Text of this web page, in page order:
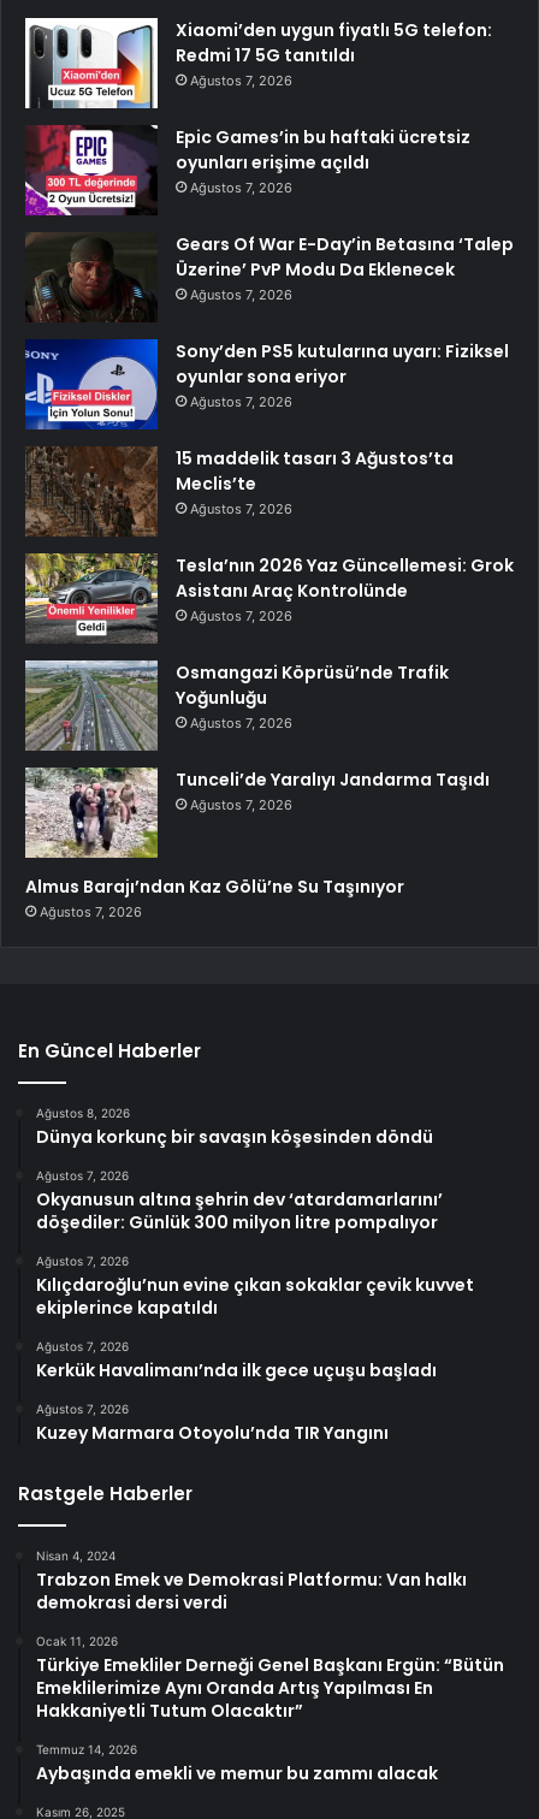
Xiaomi’den uygun fiyatlı 5G telefon:
Redmi 17 5G tanıtıldı
Ağustos 7, 2026
Epic Games’in bu haftaki ücretsiz
oyunları erişime açıldı
Ağustos 7, 2026
Gears Of War E-Day’in Betasına ‘Talep
Üzerine’ PvP Modu Da Eklenecek
Ağustos 7, 2026
Sony’den PS5 kutularına uyarı: Fiziksel
oyunlar sona eriyor
Ağustos 7, 2026
15 maddelik tasarı 3 Ağustos’ta
Meclis’te
Ağustos 7, 2026
Tesla’nın 2026 Yaz Güncellemesi: Grok
Asistanı Araç Kontrolünde
Ağustos 7, 2026
Osmangazi Köprüsü’nde Trafik
Yoğunluğu
Ağustos 7, 2026
Tunceli’de Yaralıyı Jandarma Taşıdı
Ağustos 7, 2026
Almus Barajı’ndan Kaz Gölü’ne Su Taşınıyor
Ağustos 7, 2026
En Güncel Haberler
Ağustos 8, 2026
Dünya korkunç bir savaşın köşesinden döndü
Ağustos 7, 2026
Okyanusun altına şehrin dev ‘atardamarlarını’
döşediler: Günlük 300 milyon litre pompalıyor
Ağustos 7, 2026
Kılıçdaroğlu’nun evine çıkan sokaklar çevik kuvvet
ekiplerince kapatıldı
Ağustos 7, 2026
Kerkük Havalimanı’nda ilk gece uçuşu başladı
Ağustos 7, 2026
Kuzey Marmara Otoyolu’nda TIR Yangını
Rastgele Haberler
Nisan 4, 2024
Trabzon Emek ve Demokrasi Platformu: Van halkı
demokrasi dersi verdi
Ocak 11, 2026
Türkiye Emekliler Derneği Genel Başkanı Ergün: “Bütün
Emeklilerimize Aynı Oranda Artış Yapılması En
Hakkaniyetli Tutum Olacaktır”
Temmuz 14, 2026
Aybaşında emekli ve memur bu zammı alacak
Kasım 26, 2025